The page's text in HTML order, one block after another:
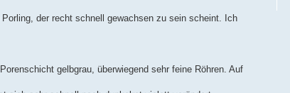
der recht schnell gewachsen zu sein scheint. Ich
gelbgrau, überwiegend sehr feine Röhren. Auf